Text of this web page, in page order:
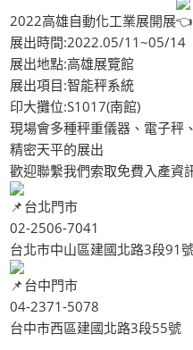
2022高雄自動化工業展開展
展出時間:2022.05/11~05/14
展出地點:高雄展覽館
展出項目:智能秤系統
印大攤位:S1017(南館)
現場會多種秤重儀器、電子秤
精密天平的展出
歡迎聯繫我們索取免費入產資
台北門市
02-2506-7041
台北市中山區建國北路3段91
台中門市
04-2371-5078
台中市西區建國北路3段55號